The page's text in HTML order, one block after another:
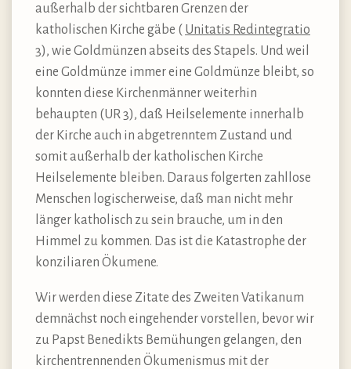
außerhalb der sichtbaren Grenzen der
katholischen Kirche gäbe ( Unitatis Redintegratio
3), wie Goldmünzen abseits des Stapels. Und weil
eine Goldmünze immer eine Goldmünze bleibt, so
konnten diese Kirchenmänner weiterhin
behaupten (UR 3), daß Heilselemente innerhalb
der Kirche auch in abgetrenntem Zustand und
somit außerhalb der katholischen Kirche
Heilselemente bleiben. Daraus folgerten zahllose
Menschen logischerweise, daß man nicht mehr
länger katholisch zu sein brauche, um in den
Himmel zu kommen. Das ist die Katastrophe der
konziliaren Ökumene.
Wir werden diese Zitate des Zweiten Vatikanum
demnächst noch eingehender vorstellen, bevor wir
zu Papst Benedikts Bemühungen gelangen, den
kirchentrennenden Ökumenismus mit der